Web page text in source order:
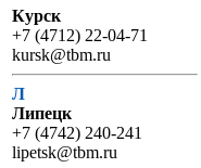
Курск
+7 (4712) 22-04-71
kursk@tbm.ru
Л
Липецк
+7 (4742) 240-241
lipetsk@tbm.ru